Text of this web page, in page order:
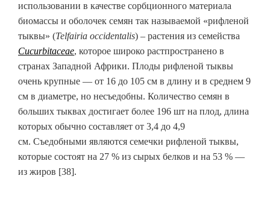
использовании в качестве сорбционного материала
биомассы и оболочек семян так называемой «рифленой
тыквы» (Telfairia occidentalis) – растения из семейства
Cucurbitaceae, которое широко растпространено в
странах Западной Африки. Плоды рифленой тыквы
очень крупные — от 16 до 105 см в длину и в среднем 9
см в диаметре, но несъедобны. Количество семян в
больших тыквах достигает более 196 шт на плод, длина
которых обычно составляет от 3,4 до 4,9
см. Съедобными являются семечки рифленой тыквы,
которые состоят на 27 % из сырых белков и на 53 % —
из жиров [38].